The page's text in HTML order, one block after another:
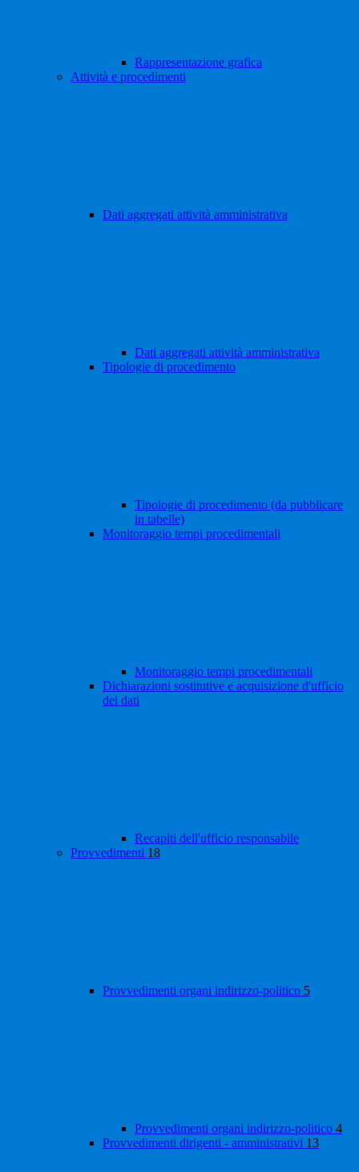
Rappresentazione grafica
Attività e procedimenti
Dati aggregati attività amministrativa
Dati aggregati attività amministrativa
Tipologie di procedimento
Tipologie di procedimento (da pubblicare
in tabelle)
Monitoraggio tempi procedimentali
Monitoraggio tempi procedimentali
Dichiarazioni sostitutive e acquisizione d'ufficio
dei dati
Recapiti dell'ufficio responsabile
Provvedimenti 18
Provvedimenti organi indirizzo-politico 5
Provvedimenti organi indirizzo-politico 4
Provvedimenti dirigenti - amministrativi 13